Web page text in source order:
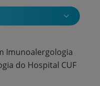
Imunoalergologia
do Hospital CUF